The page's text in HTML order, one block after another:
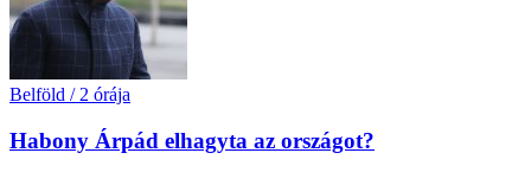
Belföld / 2 órája
Habony Árpád elhagyta az országot?